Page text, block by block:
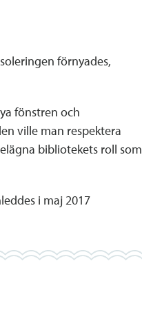
förnyades,
fönstren och
ville man respektera
bibliotekets roll som
i maj 2017